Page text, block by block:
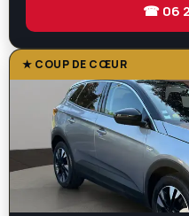
☎ 06
★ COUP DE CŒUR